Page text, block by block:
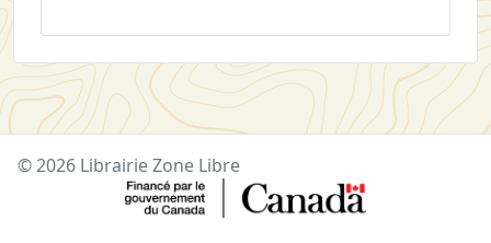
© 2026 Librairie Zone Libre